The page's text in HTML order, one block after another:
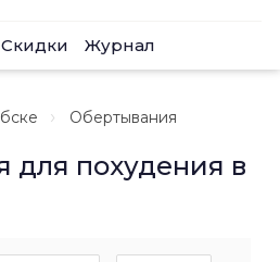
Скидки Журнал
Обертывания
для похудения в